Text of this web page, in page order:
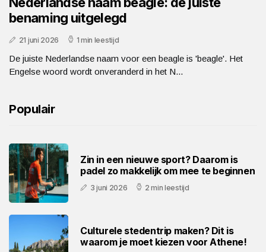
benaming uitgelegd
21 juni 2026 1 min leestijd
De juiste Nederlandse naam voor een beagle is 'beagle'. Het
Engelse woord wordt onveranderd in het N...
Populair
Zin in een nieuwe sport? Daarom is
padel zo makkelijk om mee te beginnen
3 juni 2026 2 min leestijd
Culturele stedentrip maken? Dit is
waarom je moet kiezen voor Athene!